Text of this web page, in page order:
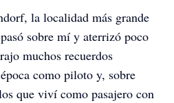
la localidad más grande
sobre mí y aterrizó poco
muchos recuerdos
como piloto y, sobre
que viví como pasajero con